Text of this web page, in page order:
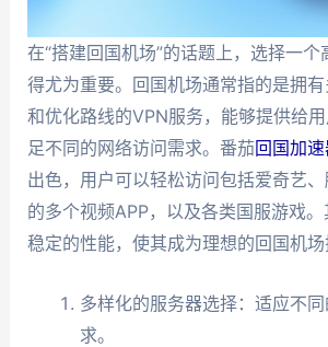
在“搭建回国机场”的话题上，选择一个
得尤为重要。回国机场通常指的是拥
和优化路线的VPN服务，能够提供给
足不同的网络访问需求。番茄回国加
出色，用户可以轻松访问包括爱奇艺
的多个视频APP，以及各类国服游戏
稳定的性能，使其成为理想的回国机场
多样化的服务器选择：适应不
求。